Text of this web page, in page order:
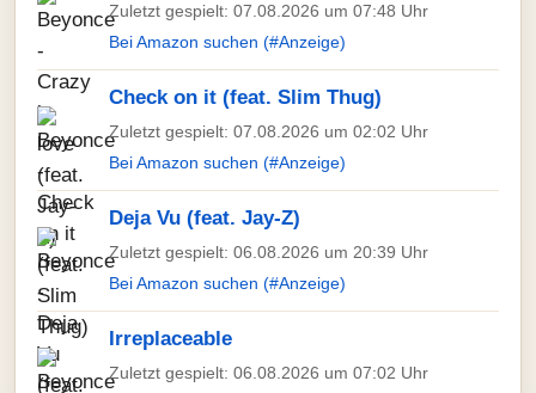
Zuletzt gespielt: 07.08.2026 um 07:48 Uhr
Bei Amazon suchen (#Anzeige)
Check on it (feat. Slim Thug)
Zuletzt gespielt: 07.08.2026 um 02:02 Uhr
Bei Amazon suchen (#Anzeige)
Deja Vu (feat. Jay-Z)
Zuletzt gespielt: 06.08.2026 um 20:39 Uhr
Bei Amazon suchen (#Anzeige)
Irreplaceable
Zuletzt gespielt: 06.08.2026 um 07:02 Uhr